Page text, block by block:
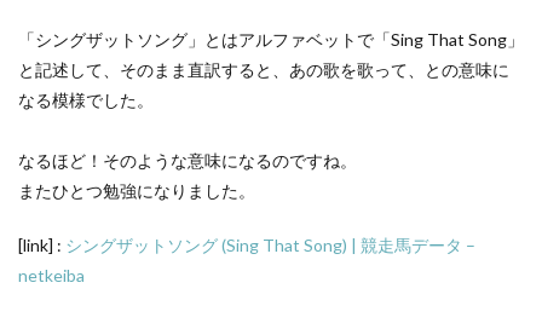
「シングザットソング」とはアルファベットで「Sing That Song」
と記述して、そのまま直訳すると、あの歌を歌って、との意味に
なる模様でした。
なるほど！そのような意味になるのですね。
またひとつ勉強になりました。
[link] : シングザットソング (Sing That Song) | 競走馬データ –
netkeiba